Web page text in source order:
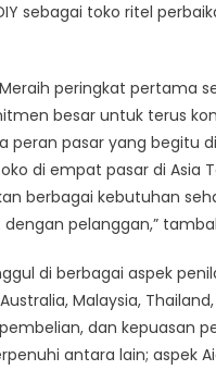
sebagai toko ritel
peringkat pertama
besar untuk terus
peran pasar yang begitu
di empat pasar di Asia
berbagai kebutuhan
pelanggan,”
di berbagai aspek
Malaysia,
dan kepuasan
antara lain; aspek